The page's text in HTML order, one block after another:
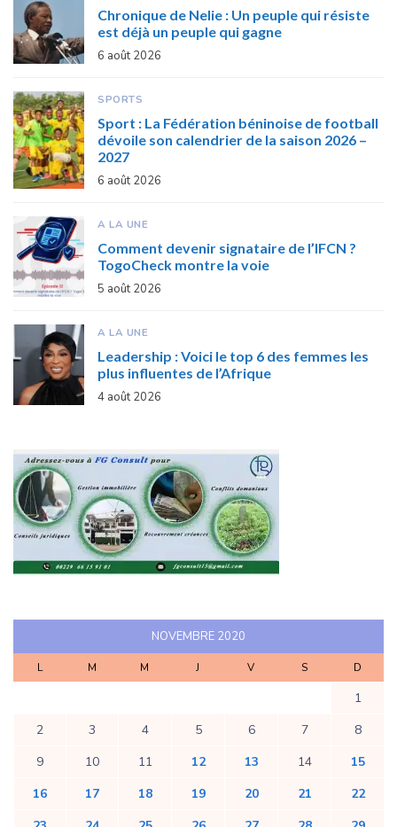
Chronique de Nelie : Un peuple qui résiste
est déjà un peuple qui gagne
6 août 2026
SPORTS
Sport : La Fédération béninoise de football
dévoile son calendrier de la saison 2026 –
2027
6 août 2026
A LA UNE
Comment devenir signataire de l’IFCN ?
TogoCheck montre la voie
5 août 2026
A LA UNE
Leadership : Voici le top 6 des femmes les
plus influentes de l’Afrique
4 août 2026
NOVEMBRE 2020
L M M J V S D
1
2
3 4 5 6 7
8
9
10 11 12 13 14
15
16
17 18 19 20 21
22